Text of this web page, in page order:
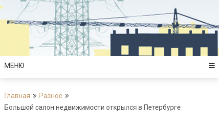
Перейти
содержимому
МЕНЮ
Главная
Разное
Большой салон недвижимости открылся в Петербурге